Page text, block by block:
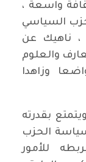
واسعة ،
السياسي
، ناهيك عن
والعلوم
وزاهدا
بقدرته
الحزب
للأمور